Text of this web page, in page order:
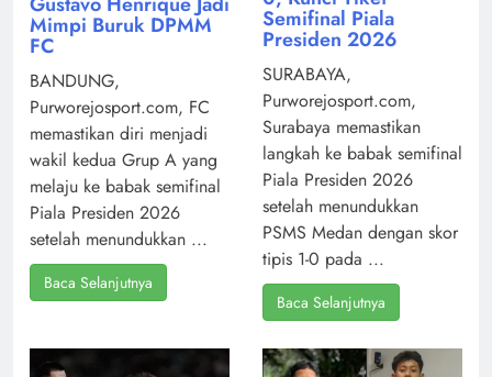
Mimpi Buruk DPMM
FC
BANDUNG,
Purworejosport.com, FC
memastikan diri menjadi
wakil kedua Grup A yang
melaju ke babak semifinal
Piala Presiden 2026
setelah menundukkan ...
Baca Selanjutnya
Semifinal Piala
Presiden 2026
SURABAYA,
Purworejosport.com,
Surabaya memastikan
langkah ke babak semifinal
Piala Presiden 2026
setelah menundukkan
PSMS Medan dengan skor
tipis 1-0 pada ...
Baca Selanjutnya